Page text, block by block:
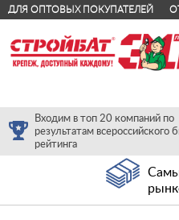
ДЛЯ ОПТОВЫХ ПОКУПАТЕЛЕЙ
Входим в топ 20 компаний по
результатам всероссийского
рейтинга